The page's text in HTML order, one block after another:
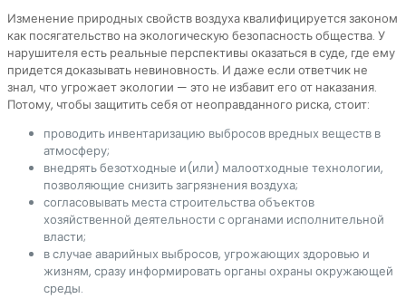
Изменение природных свойств воздуха квалифицируется законом
как посягательство на экологическую безопасность общества. У
нарушителя есть реальные перспективы оказаться в суде, где ему
придется доказывать невиновность. И даже если ответчик не
знал, что угрожает экологии — это не избавит его от наказания.
Потому, чтобы защитить себя от неоправданного риска, стоит:
проводить инвентаризацию выбросов вредных веществ в
атмосферу;
внедрять безотходные и(или) малоотходные технологии,
позволяющие снизить загрязнения воздуха;
согласовывать места строительства объектов
хозяйственной деятельности с органами исполнительной
власти;
в случае аварийных выбросов, угрожающих здоровью и
жизням, сразу информировать органы охраны окружающей
среды.